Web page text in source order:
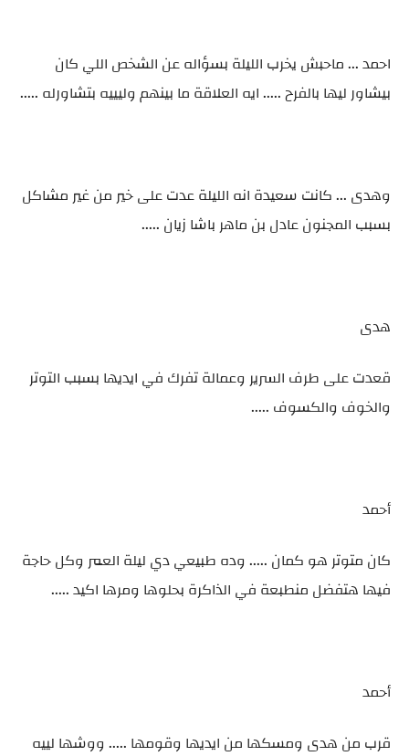
احمد ... ماحبش يخرب الليلة بسؤاله عن الشخص اللي كان
بيشاور ليها بالفرح ..... ايه العلاقة ما بينهم وليييه بتشاورله .....
وهدى ... كانت سعيدة انه الليلة عدت على خير من غير مشاكل
بسبب المجنون عادل بن ماهر باشا زيان .....
هدى
قعدت على طرف السرير وعمالة تفرك في ايديها بسبب التوتر
والخوف والكسوف .....
أحمد
كان متوتر هو كمان ..... وده طبيعي دي ليلة العمر وكل حاجة
فيها هتفضل منطبعة في الذاكرة بحلوها ومرها اكيد .....
أحمد
قرب من هدى ومسكها من ايديها وقومها ..... ووشها لييه